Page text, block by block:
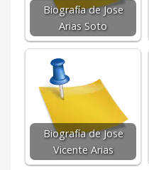
Biografía de Jose
Arias Soto
Biografía de Jose
Vicente Arias